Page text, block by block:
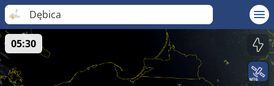
Dębica
05:30